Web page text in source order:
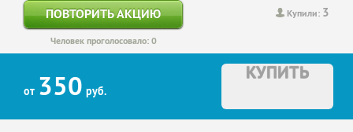
Купили: 3
ПОВТОРИТЬ АКЦИЮ
Человек проголосовало: 0
от 350 руб.
КУПИТЬ